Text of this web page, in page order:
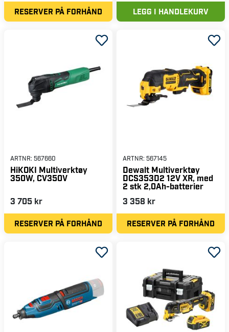
RESERVER PÅ FORHÅND LEGG I HANDLEKURV
ARTNR: 567660
HiKOKI Multiverktøy
350W, CV350V
3 705 kr
RESERVER PÅ FORHÅND
ARTNR: 567145
Dewalt Multiverktøy
DCS353D2 12V XR, med
2 stk 2,0Ah-batterier
3 358 kr
RESERVER PÅ FORHÅND